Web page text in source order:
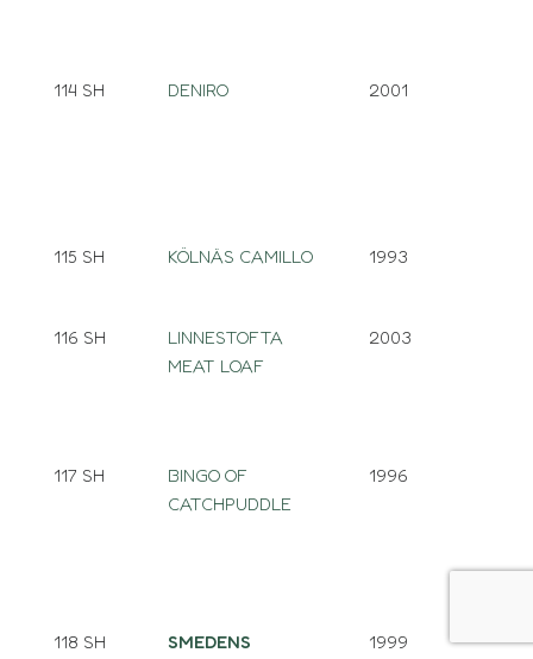
114 SH DENIRO 2001
115 SH KÖLNÄS CAMILLO 1993
116 SH
LINNESTOFTA
MEAT LOAF
2003
117 SH
BINGO OF
CATCHPUDDLE
1996
118 SH SMEDENS 1999